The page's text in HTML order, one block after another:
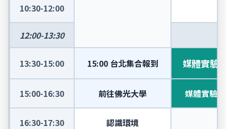
10:30-12:00
12:00-13:30
13:30-15:00 15:00 台北集合報到 媒體實驗
15:00-16:30 前往佛光大學 媒體實驗室
16:30-17:30 認識環境